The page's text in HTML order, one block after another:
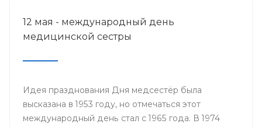
12 мая - международный день
медицинской сестры
Идея празднования Дня медсестёр была
высказана в 1953 году, но отмечаться этот
международный день стал с 1965 года. В 1974